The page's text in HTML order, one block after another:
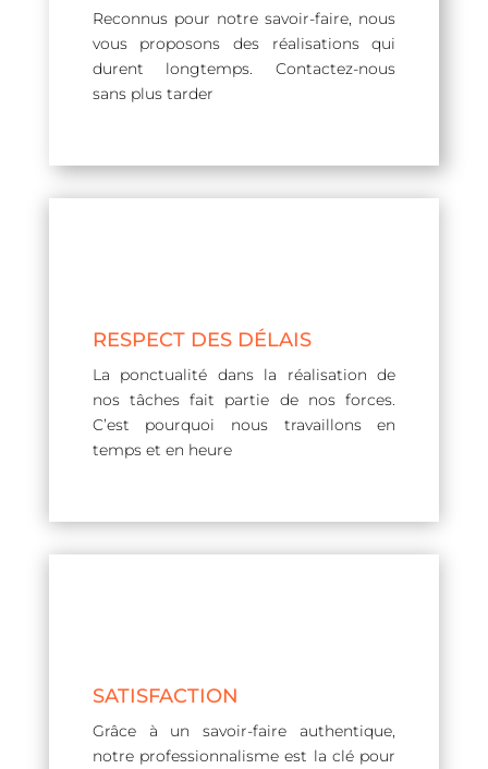
Reconnus pour notre savoir-faire, nous
vous proposons des réalisations qui
durent longtemps. Contactez-nous
sans plus tarder
RESPECT DES DÉLAIS
La ponctualité dans la réalisation de
nos tâches fait partie de nos forces.
C’est pourquoi nous travaillons en
temps et en heure
SATISFACTION
Grâce à un savoir-faire authentique,
notre professionnalisme est la clé pour